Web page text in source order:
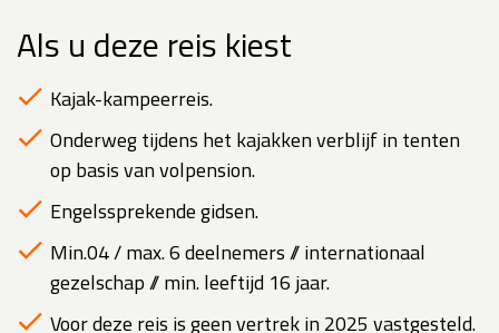
Als u deze reis kiest
Kajak-kampeerreis.
Onderweg tijdens het kajakken verblijf in tenten
op basis van volpension.
Engelssprekende gidsen.
Min.04 / max. 6 deelnemers // internationaal
gezelschap // min. leeftijd 16 jaar.
Voor deze reis is geen vertrek in 2025 vastgesteld.